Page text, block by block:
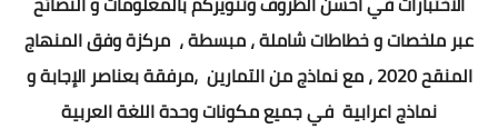
عبر ملخصات و خطاطات شاملة ، مبسطة ، مركزة وفق المنهاج
المنقح 2020 ، مع نماذج من التمارين
،مرفقة بعناصر الإجابة و
نماذج اعرابية في جميع مكونات وحدة اللغة العربية